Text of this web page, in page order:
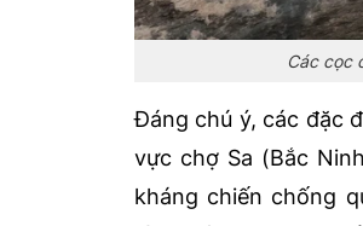
Các cọc
Đáng chú ý, các đặc
vực chợ Sa (Bắc
kháng chiến chống